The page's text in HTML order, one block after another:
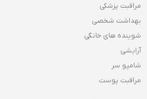
مراقبت پزشکی
بهداشت شخصی
شوینده های خانگی
آرایشی
شامپو سر
مراقبت پوست